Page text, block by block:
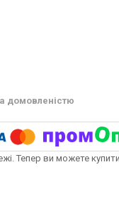
домовленістю
Тепер ви можете